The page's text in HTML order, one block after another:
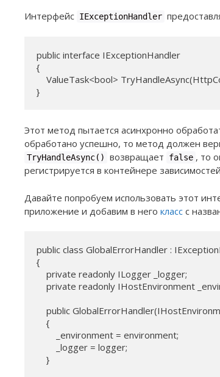
Интерфейс IExceptionHandler
public interface IExceptionHandler
{
ValueTask<bool>
}
Этот метод пытается асинхронно
обработано успешно, то метод должен
TryHandleAsync() возвращает false , то
регистрируется в контейнере
Давайте попробуем использовать этот
приложение и добавим в него класс с
public class GlobalErrorHandler :
{
    private readonly ILogger _logger;
private readonly IHostEnvironment
public
    {
        _environment = environment;
        _logger = logger;
    }